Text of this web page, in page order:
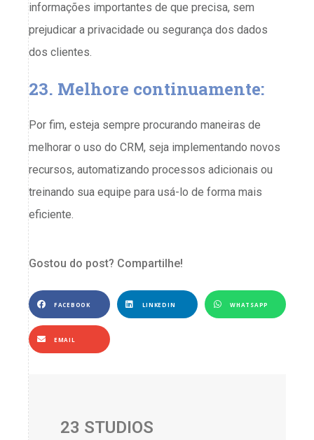
informações importantes de que precisa, sem
prejudicar a privacidade ou segurança dos dados
dos clientes.
23. Melhore continuamente:
Por fim, esteja sempre procurando maneiras de
melhorar o uso do CRM, seja implementando novos
recursos, automatizando processos adicionais ou
treinando sua equipe para usá-lo de forma mais
eficiente.
Gostou do post? Compartilhe!
FACEBOOK LINKEDIN WHATSAPP
EMAIL
23 STUDIOS